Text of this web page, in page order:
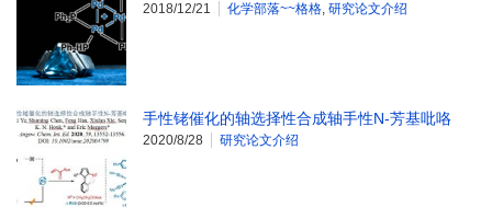
2018/12/21 化学部落~~格格, 研究论文介绍
手性铑催化的轴选择性合成轴手性N-芳基吡咯
2020/8/28 研究论文介绍